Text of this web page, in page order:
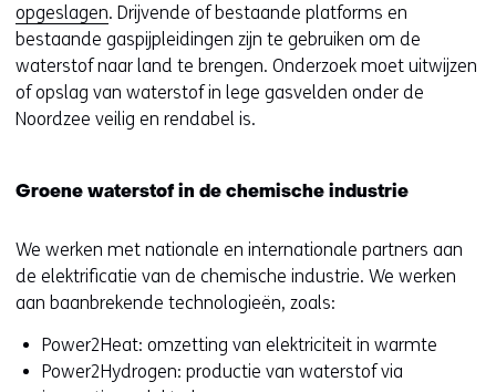
opgeslagen. Drijvende of bestaande platforms en
bestaande gaspijpleidingen zijn te gebruiken om de
waterstof naar land te brengen. Onderzoek moet uitwijzen
of opslag van waterstof in lege gasvelden onder de
Noordzee veilig en rendabel is.
Groene waterstof in de chemische industrie
We werken met nationale en internationale partners aan
de elektrificatie van de chemische industrie. We werken
aan baanbrekende technologieën, zoals:
Power2Heat: omzetting van elektriciteit in warmte
Power2Hydrogen: productie van waterstof via